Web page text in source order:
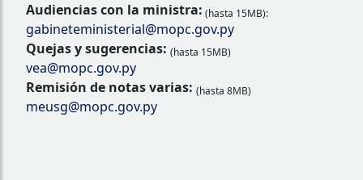
Audiencias con la ministra: (hasta 15MB):
gabineteministerial@mopc.gov.py
Quejas y sugerencias: (hasta 15MB)
vea@mopc.gov.py
Remisión de notas varias: (hasta 8MB)
meusg@mopc.gov.py